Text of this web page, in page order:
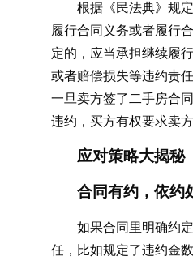
根据《民法典》规
履行合同义务或者履行
定的，应当承担继续履
或者赔偿损失等违约责
一旦卖方签了二手房合
违约，买方有权要求卖
应对策略大揭秘
合同有约，依约
如果合同里明确约
任，比如规定了违约金